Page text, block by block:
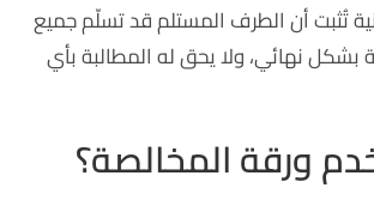
تُثبت أن الطرف المستلم قد تسلّم جميع
بشكل نهائي، ولا يحق له المطالبة بأي
ورقة المخالصة؟